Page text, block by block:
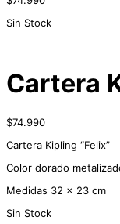
Sin Stock
Cartera
$74.990
Cartera Kipling “Felix”
Color dorado
Medidas 32 x 23 cm
Sin Stock